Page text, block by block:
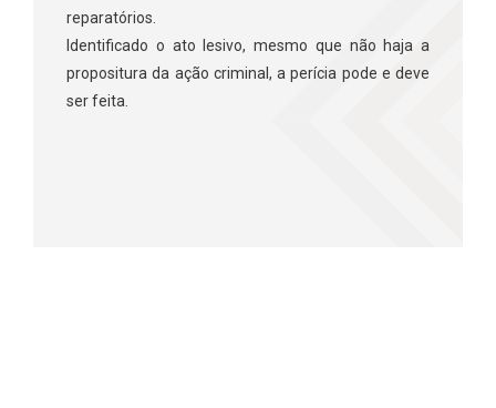
reparatórios.
Identificado o ato lesivo, mesmo que não haja a
propositura da ação criminal, a perícia pode e deve
ser feita.